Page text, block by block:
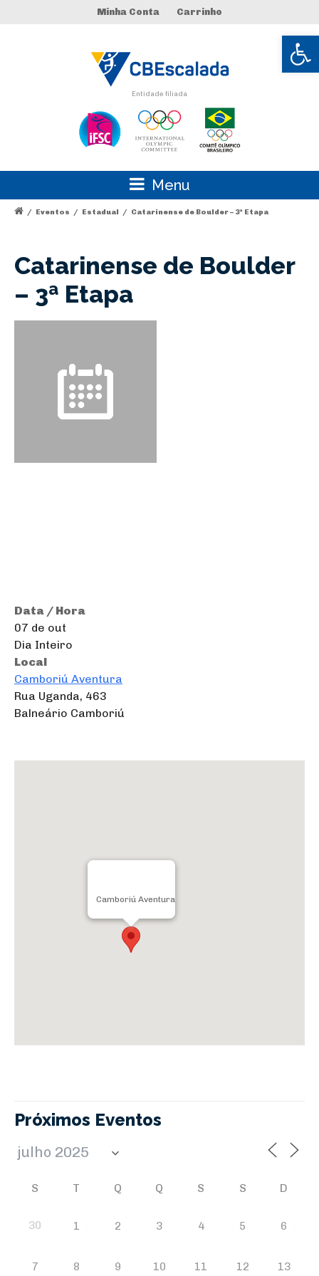
Abrir
Minha Conta Carrinho
Entidade filiada
Menu
/ Eventos / Estadual / Catarinense de Boulder – 3ª Etapa
Catarinense de Boulder
– 3ª Etapa
Data / Hora
07 de out
Dia Inteiro
Local
Camboriú Aventura
Rua Uganda, 463
Balneário Camboriú
Camboriú Aventura
Próximos Eventos
S T Q Q S S D
30 1 2 3 4 5 6
7 8 9 10 11 12 13